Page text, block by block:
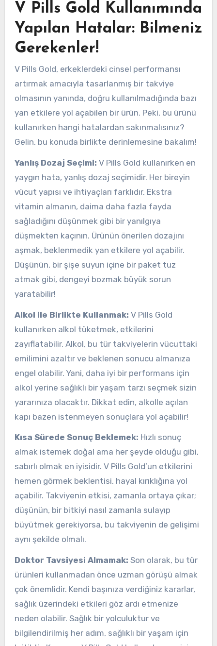
V Pills Gold Kullanımında
Yapılan Hatalar: Bilmeniz
Gerekenler!
V Pills Gold, erkeklerdeki cinsel performansı
artırmak amacıyla tasarlanmış bir takviye
olmasının yanında, doğru kullanılmadığında bazı
yan etkilere yol açabilen bir ürün. Peki, bu ürünü
kullanırken hangi hatalardan sakınmalısınız?
Gelin, bu konuda birlikte derinlemesine bakalım!
Yanlış Dozaj Seçimi: V Pills Gold kullanırken en
yaygın hata, yanlış dozaj seçimidir. Her bireyin
vücut yapısı ve ihtiyaçları farklıdır. Ekstra
vitamin almanın, daima daha fazla fayda
sağladığını düşünmek gibi bir yanılgıya
düşmekten kaçının. Ürünün önerilen dozajını
aşmak, beklenmedik yan etkilere yol açabilir.
Düşünün, bir şişe suyun içine bir paket tuz
atmak gibi, dengeyi bozmak büyük sorun
yaratabilir!
Alkol ile Birlikte Kullanmak: V Pills Gold
kullanırken alkol tüketmek, etkilerini
zayıflatabilir. Alkol, bu tür takviyelerin vücuttaki
emilimini azaltır ve beklenen sonucu almanıza
engel olabilir. Yani, daha iyi bir performans için
alkol yerine sağlıklı bir yaşam tarzı seçmek sizin
yararınıza olacaktır. Dikkat edin, alkolle açılan
kapı bazen istenmeyen sonuçlara yol açabilir!
Kısa Sürede Sonuç Beklemek: Hızlı sonuç
almak istemek doğal ama her şeyde olduğu gibi,
sabırlı olmak en iyisidir. V Pills Gold’un etkilerini
hemen görmek beklentisi, hayal kırıklığına yol
açabilir. Takviyenin etkisi, zamanla ortaya çıkar;
düşünün, bir bitkiyi nasıl zamanla sulayıp
büyütmek gerekiyorsa, bu takviyenin de gelişimi
aynı şekilde olmalı.
Doktor Tavsiyesi Almamak: Son olarak, bu tür
ürünleri kullanmadan önce uzman görüşü almak
çok önemlidir. Kendi başınıza verdiğiniz kararlar,
sağlık üzerindeki etkileri göz ardı etmenize
neden olabilir. Sağlık bir yolculuktur ve
bilgilendirilmiş her adım, sağlıklı bir yaşam için